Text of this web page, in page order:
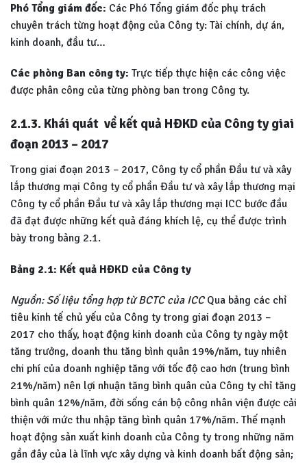
Phó Tổng giám đốc: Các Phó Tổng giám đốc phụ trách
chuyên trách từng hoạt động của Công ty: Tài chính, dự án,
kinh doanh, đầu tư…
Các phòng Ban công ty: Trực tiếp thực hiện các công việc
được phân công của từng phòng ban trong Công ty.
2.1.3. Khái quát về kết quả HĐKD của Công ty giai
đoạn 2013 – 2017
Trong giai đoạn 2013 – 2017, Công ty cổ phần Đầu tư và xây
lắp thương mại Công ty cổ phần Đầu tư và xây lắp thương mại
Công ty cổ phần Đầu tư và xây lắp thương mại ICC bước đầu
đã đạt được những kết quả đáng khích lệ, cụ thể được trình
bày trong bảng 2.1.
Bảng 2.1: Kết quả HĐKD của Công ty
Nguồn: Số liệu tổng hợp từ BCTC của ICC Qua bảng các chỉ
tiêu kinh tế chủ yếu của Công ty trong giai đoạn 2013 –
2017 cho thấy, hoạt động kinh doanh của Công ty ngày một
tăng trưởng, doanh thu tăng bình quân 19%/năm, tuy nhiên
chi phí của doanh nghiệp tăng với tốc độ cao hơn (trung bình
21%/năm) nên lợi nhuận tăng bình quân của Công ty chỉ tăng
bình quân 12%/năm, đời sống cán bộ công nhân viện được cải
thiện với mức thu nhập tăng bình quân 17%/năm. Thế mạnh
hoạt động sản xuất kinh doanh của Công ty trong những năm
gần đây của là lĩnh vực xây dựng và kinh doanh bất động sản;